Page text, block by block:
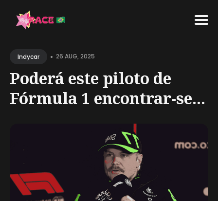
forIndycar • 26 AUG, 2025
Poderá este piloto de
Fórmula 1 encontrar-se...